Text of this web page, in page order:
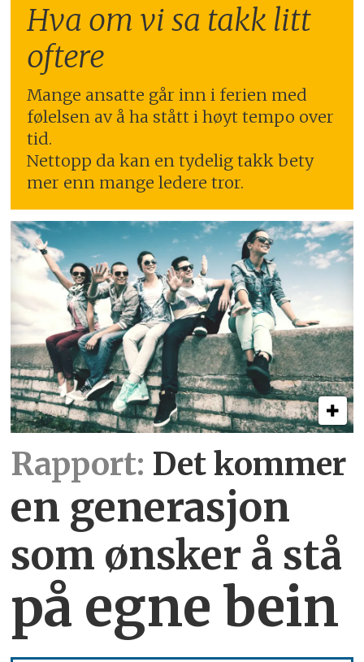
Hva om vi sa takk litt
oftere
Mange ansatte går inn i ferien med
følelsen av å ha stått i høyt tempo over
tid.
Nettopp da kan en tydelig takk bety
mer enn mange ledere tror.
Rapport: Det kommer
en generasjon
som ønsker å stå
på egne bein